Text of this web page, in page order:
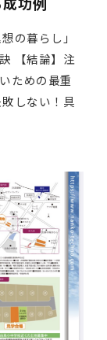
の暮らし」
【結論】注
ための最重
しない！具